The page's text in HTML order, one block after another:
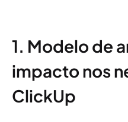
1. Modelo de
impacto nos
ClickUp